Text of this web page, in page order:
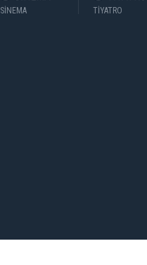
SİNEMA TİYATRO